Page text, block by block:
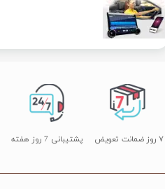
پشتیبانی 7 روز هفته ۷ روز ضمانت تعویض